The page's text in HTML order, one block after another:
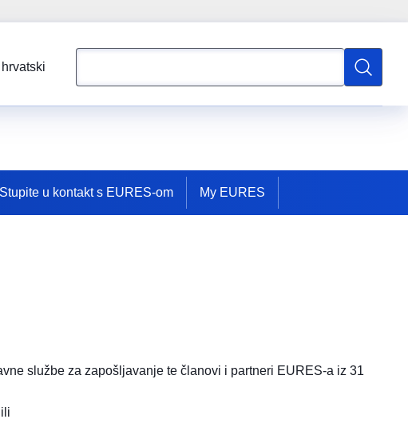
hrvatski
Stupite u kontakt s EURES-om My EURES
službe za zapošljavanje te članovi i partneri EURES-a iz 31